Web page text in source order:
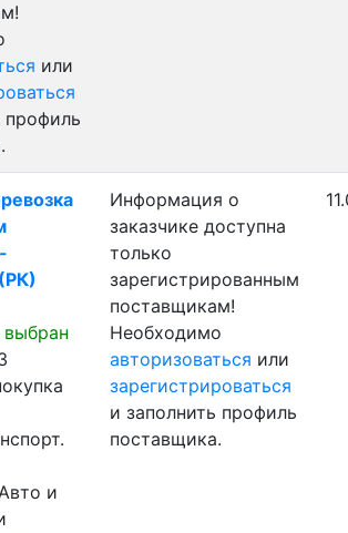
или
профиль
и
Информация о
заказчике доступна
только
зарегистрированным
поставщикам!
Необходимо
авторизоваться или
зарегистрироваться
и заполнить профиль
поставщика.